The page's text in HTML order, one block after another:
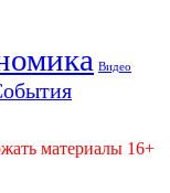
Видео
материалы 16+